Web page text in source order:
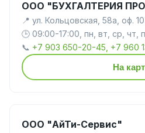
ООО "БУХГАЛТЕРИЯ
📍 ул. Кольцовская, 58а, оф.
🕒 09:00-17:00, пн, вт, ср, чт,
📞 +7 903 650-20-45, +7 960
На
ООО "АйТи-Сервис"